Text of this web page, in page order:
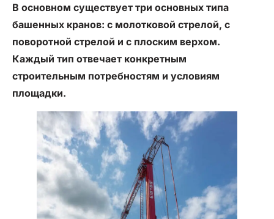
В основном существует три основных типа
башенных кранов: с молотковой стрелой, с
поворотной стрелой и с плоским верхом.
Каждый тип отвечает конкретным
строительным потребностям и условиям
площадки.